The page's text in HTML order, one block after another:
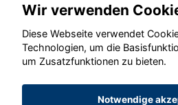
© konjunkturmotor.de
Wir verwenden
Diese Webseite verwendet
Technologien, um die
um Zusatzfunktionen zu bieten.
Notwendige